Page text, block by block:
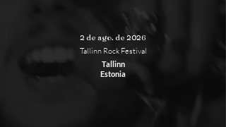
2 de ago. de 2026
Tallinn Rock Festival
Tallinn
Estonia